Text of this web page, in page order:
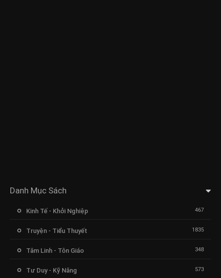
Danh Mục Sách
Kinh Tế - Khởi Nghiệp 467
Truyện - Tiểu Thuyết 1835
Tâm Linh - Tôn Giáo 348
Tư Duy - Kỹ Năng 573